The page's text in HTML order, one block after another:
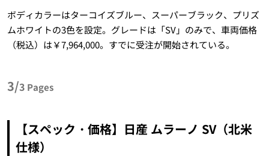
ボディカラーはターコイズブルー、スーパーブラック、プリズ
ムホワイトの3色を設定。グレードは「SV」のみで、車両価格
（税込）は￥7,964,000。すでに受注が開始されている。
3/3 Pages
【スペック・価格】日産 ムラーノ SV（北米
仕様）